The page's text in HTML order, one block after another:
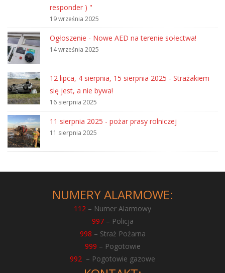
responder ) "
19 września 2025
Ogłoszenie - Nowe AED na terenie sołectwa!
14 września 2025
12 lipca, 4 sierpnia, 15 sierpnia 2025 - Strażakiem
się jest, a nie bywa!
16 sierpnia 2025
11 sierpnia 2025 - pożar prasy rolniczej
11 sierpnia 2025
NUMERY ALARMOWE:
112 – Numer Alarmowy
997– Policja
998 – Straż Pożarna
999 – Pogotowie
992 – Pogotowie gazowe